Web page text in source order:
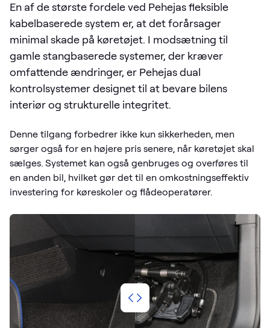
En af de største fordele ved Pehejas fleksible
kabelbaserede system er, at det forårsager
minimal skade på køretøjet. I modsætning til
gamle stangbaserede systemer, der kræver
omfattende ændringer, er Pehejas dual
kontrolsystemer designet til at bevare bilens
interiør og strukturelle integritet.
Denne tilgang forbedrer ikke kun sikkerheden, men
sørger også for en højere pris senere, når køretøjet skal
sælges. Systemet kan også genbruges og overføres til
en anden bil, hvilket gør det til en omkostningseffektiv
investering for køreskoler og flådeoperatører.